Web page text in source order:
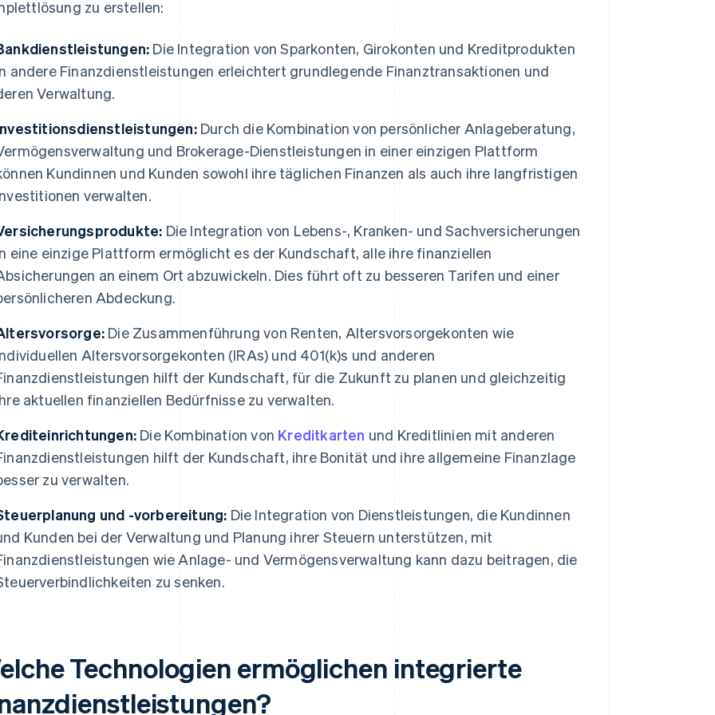
zu erstellen:
Die Integration von Sparkonten, Girokonten und Kreditprodukten
andere Finanzdienstleistungen erleichtert grundlegende Finanztransaktionen und
Verwaltung.
Durch die Kombination von persönlicher Anlageberatung,
und Brokerage-Dienstleistungen in einer einzigen Plattform
Kundinnen und Kunden sowohl ihre täglichen Finanzen als auch ihre langfristigen
verwalten.
Die Integration von Lebens-, Kranken- und Sachversicherungen
eine einzige Plattform ermöglicht es der Kundschaft, alle ihre finanziellen
an einem Ort abzuwickeln. Dies führt oft zu besseren Tarifen und einer
Abdeckung.
Die Zusammenführung von Renten, Altersvorsorgekonten wie
Altersvorsorgekonten (IRAs) und 401(k)s und anderen
hilft der Kundschaft, für die Zukunft zu planen und gleichzeitig
aktuellen finanziellen Bedürfnisse zu verwalten.
Die Kombination von Kreditkarten und Kreditlinien mit anderen
hilft der Kundschaft, ihre Bonität und ihre allgemeine Finanzlage
zu verwalten.
und -vorbereitung: Die Integration von Dienstleistungen, die Kundinnen
Kunden bei der Verwaltung und Planung ihrer Steuern unterstützen, mit
wie Anlage- und Vermögensverwaltung kann dazu beitragen, die
zu senken.
Technologien ermöglichen integrierte